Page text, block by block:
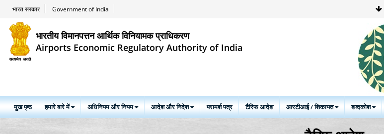
भारत सरकार Government of India
भारतीय विमानपत्तन आर्थिक विनियामक प्राधिकरण
Airports Economic Regulatory Authority of India
मुख पृष्ठ हमारे बारे में अधिनियम और नियम आदेश और निदेश परामर्श पत्र टैरिफ आदेश आरटीआई / शिकायत शब्दकोश